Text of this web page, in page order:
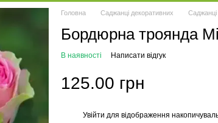
Головна Саджанці декоративних
Бордюрна троянда
В наявності Написати відгук
125.00 грн
Увійти для відображення